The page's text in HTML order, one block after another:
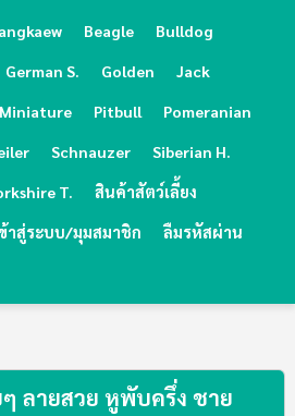
Beagle Bulldog
German S. Golden Jack
Miniature Pitbull Pomeranian
Schnauzer Siberian H.
T. สินค้าสัตว์เลี้ยง
าสู่ระบบ/มุมสมาชิก ลืมรหัสผ่าน
ลายสวย หูพับครึ่ง ชาย